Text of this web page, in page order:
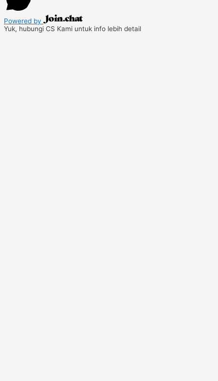
Powered by
Yuk, hubungi CS Kami untuk info lebih detail